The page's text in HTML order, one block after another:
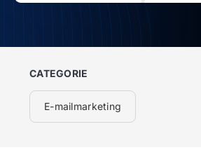
CATEGORIE
E-mailmarketing